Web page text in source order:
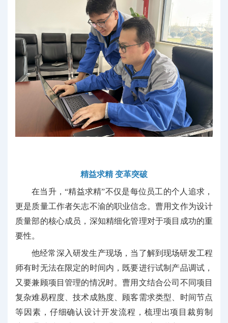
精益求精变革突破
在当升，“精益求精”不仅是每位员工的个人追求，
更是质量工作者矢志不渝的职业信念。曹用文作为设计
质量部的核心成员，深知精细化管理对于项目成功的重
要性。
他经常深入研发生产现场，当了解到现场研发工程
师有时无法在限定的时间内，既要进行试制产品调试，
又要兼顾项目管理的情况时。曹用文结合公司不同项目
复杂难易程度、技术成熟度、顾客需求类型、时间节点
等因素，仔细确认设计开发流程，梳理出项目裁剪制